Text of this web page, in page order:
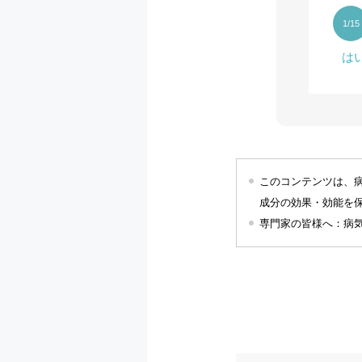
1/15
は
このコンテンツは、
成分の効果・効能を
専門家の皆様へ：病